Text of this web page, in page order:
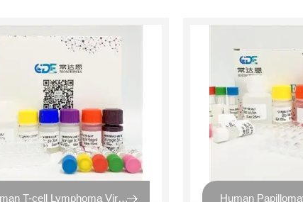
Human T-cell Lymphoma Virus 2(HTLV-2)人类嗜 T 淋巴细胞病毒